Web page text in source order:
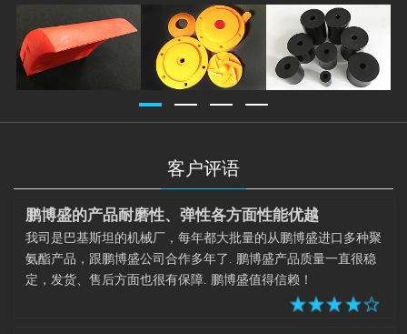
客户评语
鹏博盛的产品耐磨性、弹性各方面性能优越
我司是巴基斯坦的机械厂，每年都大批量的从鹏博盛进口多种聚
氨酯产品，跟鹏博盛公司合作多年了. 鹏博盛产品质量一直很稳
定，发货、售后方面也很有保障. 鹏博盛值得信赖！